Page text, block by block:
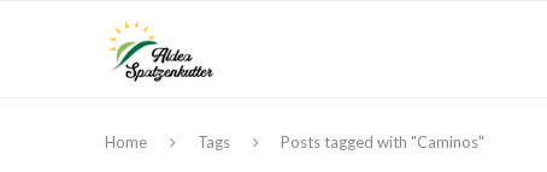
Home Tags Posts tagged with "Caminos"